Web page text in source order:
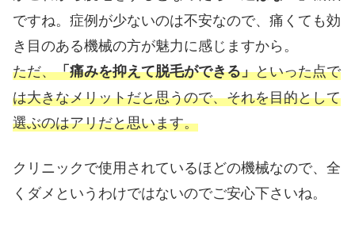
ですね。症例が少ないのは不安なので、痛くても効
き目のある機械の方が魅力に感じますから。
ただ、「痛みを抑えて脱毛ができる」といった点で
は大きなメリットだと思うので、それを目的として
選ぶのはアリだと思います。
クリニックで使用されているほどの機械なので、全
くダメというわけではないのでご安心下さいね。